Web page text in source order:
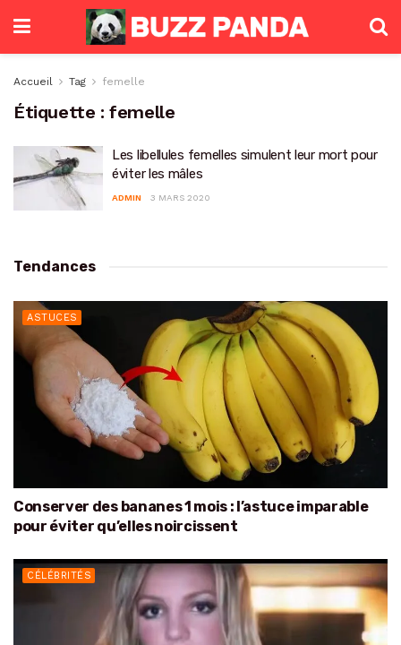
Accueil Tag femelle
Étiquette :femelle
Les libellules femelles simulent leur mort pour
éviter les mâles
ADMIN 3 MARS 2020
Tendances
ASTUCES
Conserver des bananes 1 mois : l’astuce imparable
pour éviter qu’elles noircissent
CÉLÉBRITÉS